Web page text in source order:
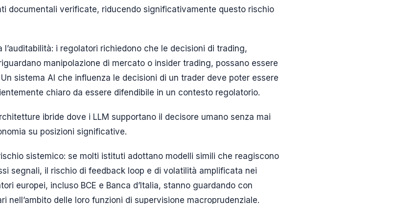
documentali verificate, riducendo significativamente questo rischio
l’auditabilità: i regolatori richiedono che le decisioni di trading,
manipolazione di mercato o insider trading, possano essere
sistema AI che influenza le decisioni di un trader deve poter essere
chiaro da essere difendibile in un contesto regolatorio.
ibride dove i LLM supportano il decisore umano senza mai
su posizioni significative.
sistemico: se molti istituti adottano modelli simili che reagiscono
segnali, il rischio di feedback loop e di volatilità amplificata nei
europei, incluso BCE e Banca d’Italia, stanno guardando con
nell’ambito delle loro funzioni di supervisione macroprudenziale.